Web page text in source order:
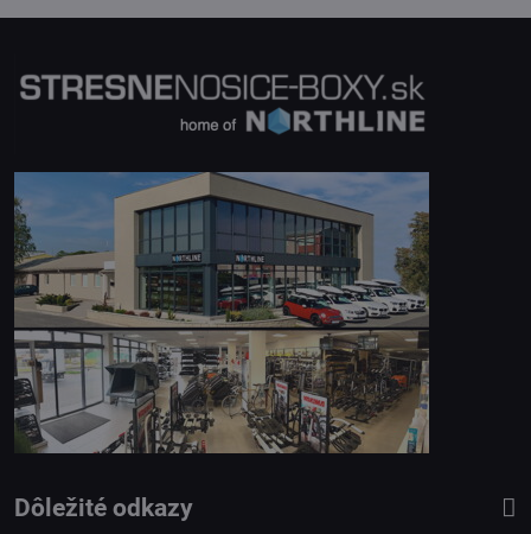
Dôležité odkazy